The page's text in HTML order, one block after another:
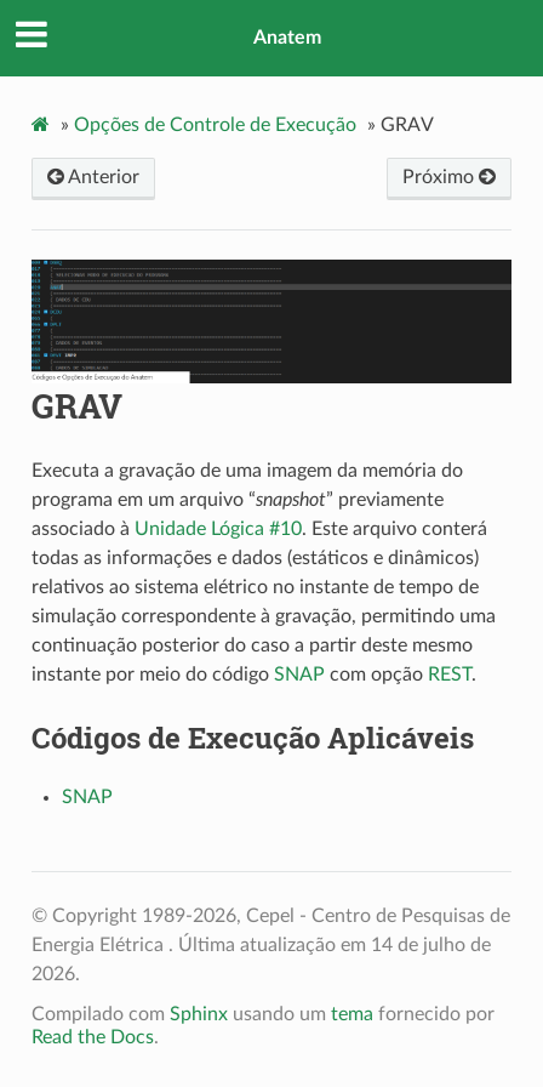
Anatem
» Opções de Controle de Execução » GRAV
Próximo
Anterior
GRAV
Executa a gravação de uma imagem da memória do
programa em um arquivo “snapshot” previamente
associado à Unidade Lógica #10. Este arquivo conterá
todas as informações e dados (estáticos e dinâmicos)
relativos ao sistema elétrico no instante de tempo de
simulação correspondente à gravação, permitindo uma
continuação posterior do caso a partir deste mesmo
instante por meio do código SNAP com opção REST.
Códigos de Execução Aplicáveis
SNAP
© Copyright 1989-2026, Cepel - Centro de Pesquisas de
Energia Elétrica . Última atualização em 14 de julho de
2026.
Compilado com Sphinxusando um tema fornecido por
Read the Docs.